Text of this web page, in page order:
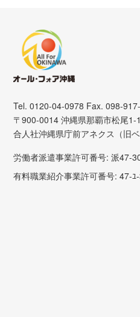
Tel. 0120-04-0978 Fax. 098-
〒900-0014 沖縄県那覇市松尾1-
合人社沖縄県庁前アネクス（旧
労働者派遣事業許可番号: 派47-
有料職業紹介事業許可番号: 47-ﾕ